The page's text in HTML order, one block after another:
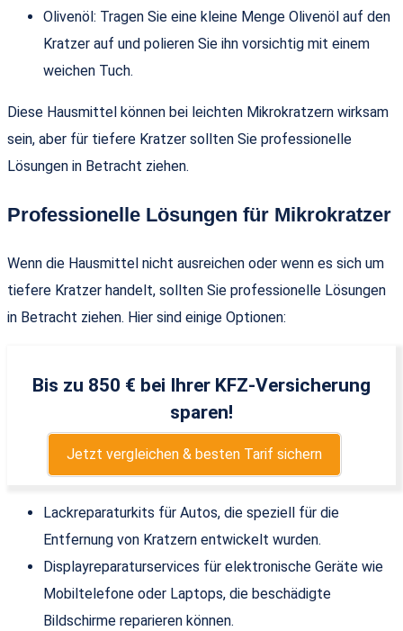
Olivenöl: Tragen Sie eine kleine Menge Olivenöl auf den
Kratzer auf und polieren Sie ihn vorsichtig mit einem
weichen Tuch.
Diese Hausmittel können bei leichten Mikrokratzern wirksam
sein, aber für tiefere Kratzer sollten Sie professionelle
Lösungen in Betracht ziehen.
Professionelle Lösungen für Mikrokratzer
Wenn die Hausmittel nicht ausreichen oder wenn es sich um
tiefere Kratzer handelt, sollten Sie professionelle Lösungen
in Betracht ziehen. Hier sind einige Optionen:
Bis zu 850 € bei Ihrer KFZ-Versicherung
sparen!
Jetzt vergleichen & besten Tarif sichern
Lackreparaturkits für Autos, die speziell für die
Entfernung von Kratzern entwickelt wurden.
Displayreparaturservices für elektronische Geräte wie
Mobiltelefone oder Laptops, die beschädigte
Bildschirme reparieren können.